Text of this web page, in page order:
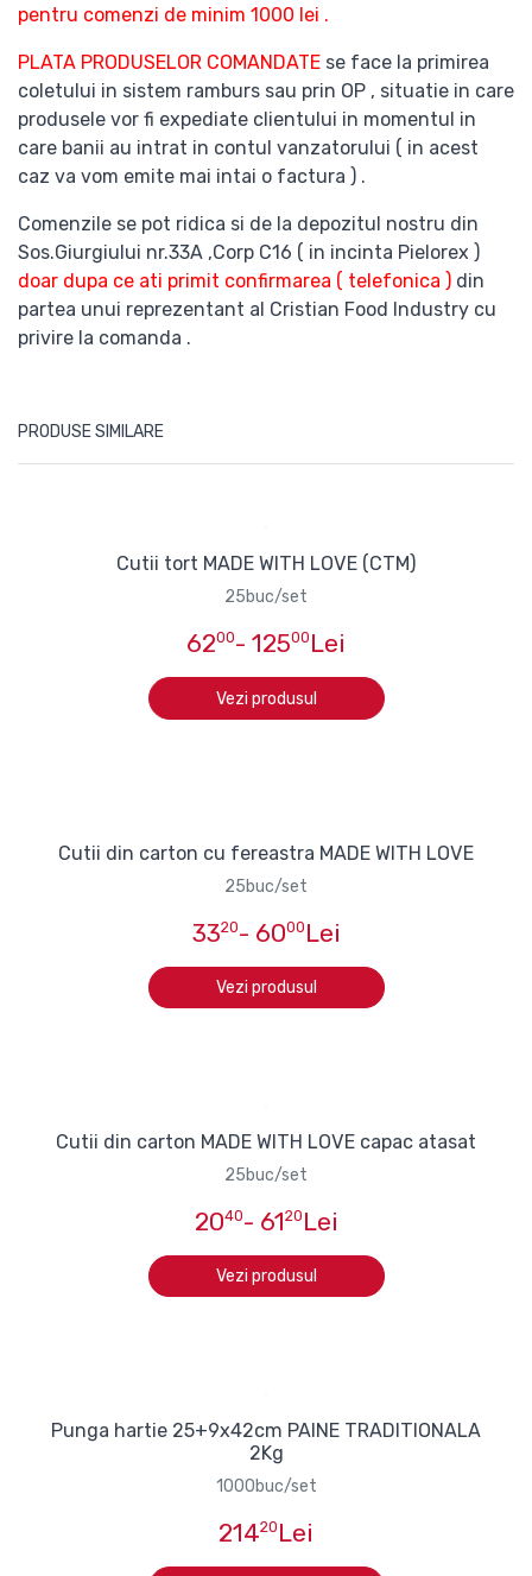
pentru comenzi de minim 1000 lei .
PLATA PRODUSELOR COMANDATE se face la primirea
coletului in sistem ramburs sau prin OP , situatie in care
produsele vor fi expediate clientului in momentul in
care banii au intrat in contul vanzatorului ( in acest
caz va vom emite mai intai o factura ) .
Comenzile se pot ridica si de la depozitul nostru din
Sos.Giurgiului nr.33A ,Corp C16 ( in incinta Pielorex )
doar dupa ce ati primit confirmarea ( telefonica ) din
partea unui reprezentant al Cristian Food Industry cu
privire la comanda .
PRODUSE SIMILARE
Cutii tort MADE WITH LOVE (CTM)
25buc/set
6200- 12500 Lei
Vezi produsul
Cutii din carton cu fereastra MADE WITH LOVE
25buc/set
3320- 6000 Lei
Vezi produsul
Cutii din carton MADE WITH LOVE capac atasat
25buc/set
2040- 6120 Lei
Vezi produsul
Punga hartie 25+9x42cm PAINE TRADITIONALA
2Kg
1000buc/set
21420 Lei